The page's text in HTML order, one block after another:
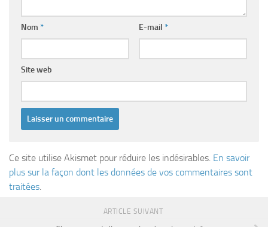
Nom * E-mail *
Site web
Ce site utilise Akismet pour réduire les indésirables. En savoir
plus sur la façon dont les données de vos commentaires sont
traitées
ARTICLE SUIVANT